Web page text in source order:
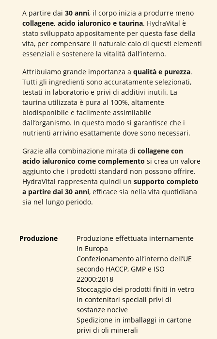
A partire dai 30 anni, il corpo inizia a produrre meno
collagene, acido ialuronico e taurina. HydraVital è
stato sviluppato appositamente per questa fase della
vita, per compensare il naturale calo di questi elementi
essenziali e sostenere la vitalità dall’interno.
Attribuiamo grande importanza a qualità e purezza.
Tutti gli ingredienti sono accuratamente selezionati,
testati in laboratorio e privi di additivi inutili. La
taurina utilizzata è pura al 100%, altamente
biodisponibile e facilmente assimilabile
dall’organismo. In questo modo si garantisce che i
nutrienti arrivino esattamente dove sono necessari.
Grazie alla combinazione mirata di collagene con
acido ialuronico come complemento si crea un valore
aggiunto che i prodotti standard non possono offrire.
HydraVital rappresenta quindi un supporto completo
a partire dai 30 anni, efficace sia nella vita quotidiana
sia nel lungo periodo.
Produzione
Produzione effettuata internamente
in Europa
Confezionamento all’interno dell’UE
secondo HACCP, GMP e ISO
22000:2018
Stoccaggio dei prodotti finiti in vetro
in contenitori speciali privi di
sostanze nocive
Spedizione in imballaggi in cartone
privi di oli minerali